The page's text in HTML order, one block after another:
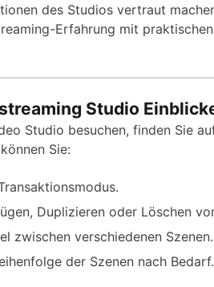
des Studios vertraut
Erfahrung mit
Studio
Studio besuchen, finden Sie
Sie:
Duplizieren oder Löschen
zwischen verschiedenen Szenen.
der Szenen nach Bedarf.